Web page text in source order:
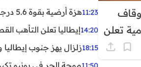
تعلن
النبوي
11:23هزة أرضية بقوة 5.6 درجات تضرب مصر
14:20إيطاليا تعلن التأهب القصوى في 23 مدينة
18:15زلزال يهز جنوب